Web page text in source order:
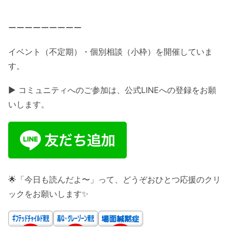
ーーーーーーーーー
イベント（不定期）・個別相談（小枠）を開催していま
す。
▶ コミュニティへのご参加は、公式LINEへの登録をお願
いします。
🌟「今日も読んだよ〜」って、どうぞおひとつ応援のクリ
ックをお願いします✨